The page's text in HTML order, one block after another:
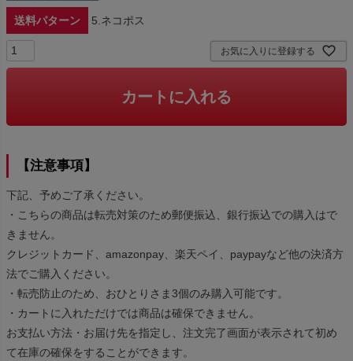
送料パターン 5.ネコポス
お気に入りに登録する
カートに入れる
【注意事項】
下記、予めご了承ください。
・こちらの商品は転売対策のため郵便振込、銀行振込での購入はで
きません。
クレジットカード、amazonpay、楽天ペイ、paypayなど他の決済方
法でご購入ください。
・転売防止のため、おひとりさま3個のみ購入可能です。
・カートに入れただけでは商品は確保できません。
お支払い方法・お届け先を指定し、注文完了画面が表示されて初め
て在庫の確保をすることができます。